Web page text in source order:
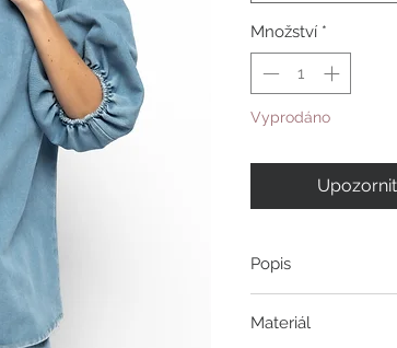
Množství *
Vyprodáno
Popis
asymetrickým
Materiál